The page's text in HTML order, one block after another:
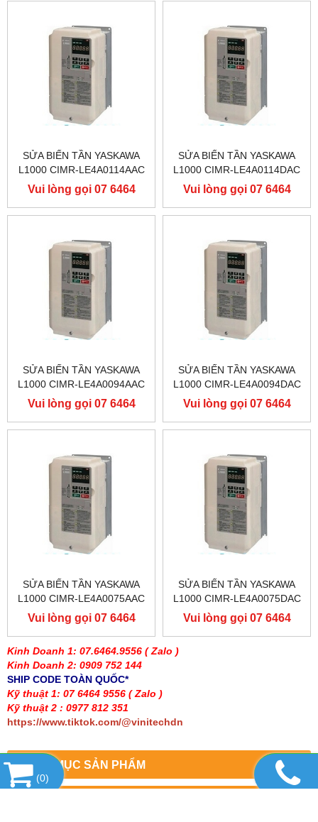
Kinh Doanh 1: 07.6464.9556 ( Zalo )
Kinh Doanh 2: 0909 752 144
SHIP CODE TOÀN QUỐC*
Kỹ thuật 1: 07 6464 9556 ( Zalo )
Kỹ thuật 2 : 0977 812 351
https://www.tiktok.com/@vinitechdn
DANH MỤC SẢN PHẨM
SỬA BIẾN TẦN YASKAWA
L1000 CIMR-LE4A0114AAC
400V 55KW, BIẾN TẦN
YASKAWA L1000
Vui lòng gọi 07 6464
9556
SỬA BIẾN TẦN YASKAWA
L1000 CIMR-LE4A0114DAC
400V 55KW, BIẾN TẦN
YASKAWA L1000
Vui lòng gọi 07 6464
9556
SỬA BIẾN TẦN YASKAWA
L1000 CIMR-LE4A0094AAC
400V 45KW, BIẾN TẦN
YASKAWA L1000
Vui lòng gọi 07 6464
9556
SỬA BIẾN TẦN YASKAWA
L1000 CIMR-LE4A0094DAC
400V 45KW, BIẾN TẦN
YASKAWA L1000
Vui lòng gọi 07 6464
9556
SỬA BIẾN TẦN YASKAWA
L1000 CIMR-LE4A0075AAC
400V 37KW, BIẾN TẦN
YASKAWA L1000
Vui lòng gọi 07 6464
9556
SỬA BIẾN TẦN YASKAWA
L1000 CIMR-LE4A0075DAC
400V 37KW, BIẾN TẦN
YASKAWA L1000
Vui lòng gọi 07 6464
9556
(0)